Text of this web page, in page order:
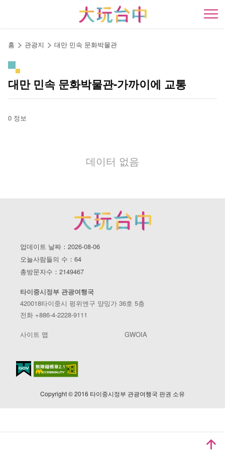
開
홈 관광지 대만 민속 문화박물관
대만 민속 문화박물관-가까이에 교통
0 정보
데이터 없음
업데이트 날짜：2026-08-06
오늘사람들의 수：64
총방문자수：2149467
타이중시정부 관광여행국
420018타이중시 펑위엔구 양밍가 36호 5층
전화 +886-4-2228-9111
사이트 맵 GWOIA
Copyright © 2016 타이중시정부 관광여행국 판권 소유